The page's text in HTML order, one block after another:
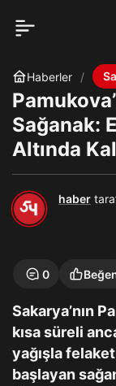
Haberler
Sağanak:
Altında
haber
0
Sakarya’nın
kısa süreli
yağışla
başlayan